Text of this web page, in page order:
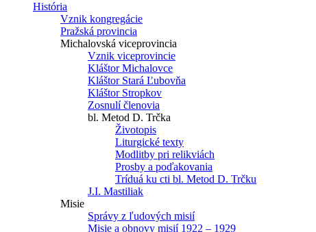
História
Vznik kongregácie
Pražská provincia
Michalovská viceprovincia
Vznik viceprovincie
Kláštor Michalovce
Kláštor Stará Ľubovňa
Kláštor Stropkov
Zosnulí členovia
bl. Metod D. Trčka
Životopis
Liturgické texty
Modlitby pri relikviách
Prosby a poďakovania
Tríduá ku cti bl. Metod D. Trčku
J.I. Mastiliak
Misie
Správy z ľudových misií
Misie a obnovy misií 1922 – 1929